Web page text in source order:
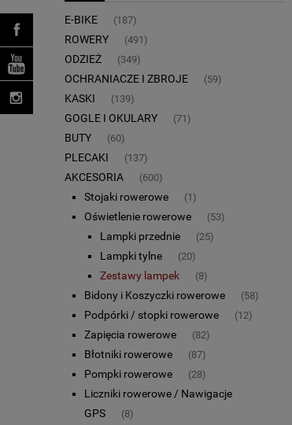
E-BIKE (187)
ROWERY (491)
ODZIEŻ (349)
OCHRANIACZE I ZBROJE (59)
KASKI (139)
GOGLE I OKULARY (71)
BUTY (60)
PLECAKI (137)
AKCESORIA (600)
Stojaki rowerowe (1)
Oświetlenie rowerowe (53)
Lampki przednie (25)
Lampki tylne (20)
Zestawy lampek (8)
Bidony i Koszyczki rowerowe (58)
Podpórki / stopki rowerowe (12)
Zapięcia rowerowe (82)
Błotniki rowerowe (87)
Pompki rowerowe (28)
Liczniki rowerowe / Nawigacje
GPS
(8)